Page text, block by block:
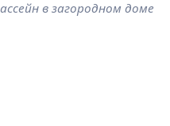
в загородном доме